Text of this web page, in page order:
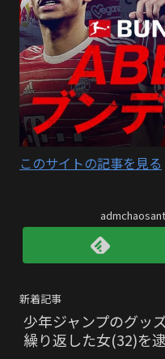
このサイトの記事を見る
新着記事
少年ジャンプのグッ
繰り返した女(32)を